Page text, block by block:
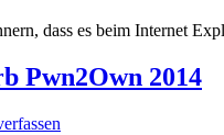
dass es beim Internet
Pwn2Own 2014